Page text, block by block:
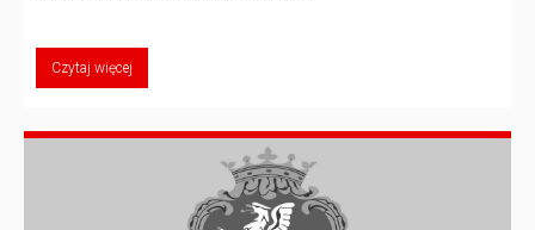
Czytaj więcej